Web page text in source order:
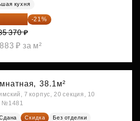
кухня
-21%
370 ₽
₽ за м²
38.1м²
7 корпус, 20 секция, 10
№1481
Скидка
Без отделки